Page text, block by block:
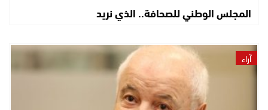
المجلس الوطني للصحافة.. الذي نريد
آراء